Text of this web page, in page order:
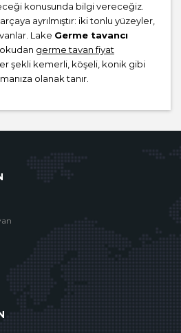
konusunda bilgi vereceğiz.
ayrılmıştır: iki tonlu yüzeyler,
Lake Germe tavancı
germe tavan fiyat
şekli kemerli, köşeli, konik gibi
olanak tanır.